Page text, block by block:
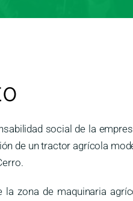
social de la
de un tractor agrícola
zona de maquinaria